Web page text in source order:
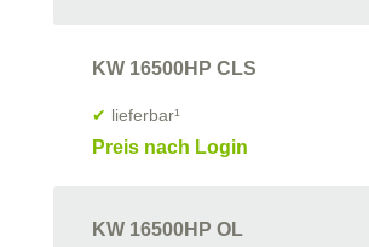
KW 16500HP CLS
✔ lieferbar¹
Preis nach Login
KW 16500HP OL